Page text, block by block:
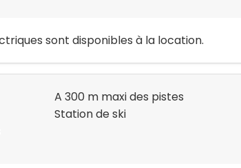
sont disponibles à la location.
A 300 m maxi des pistes
Station de ski